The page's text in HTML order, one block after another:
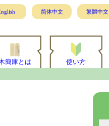
简体中文 繁體中文
簡庫とは 使い方